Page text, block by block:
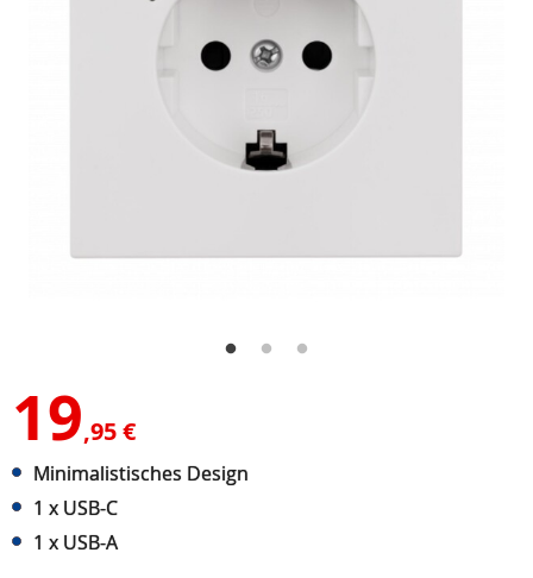
19,95 €
Minimalistisches Design
1 x USB-C
1 x USB-A